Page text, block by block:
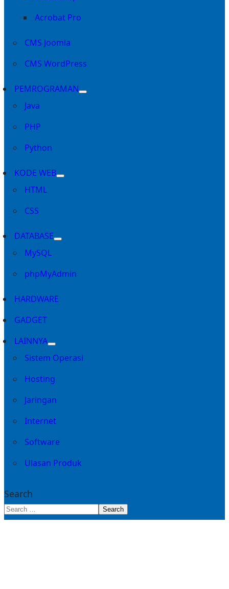
Acrobat Pro
CMS Joomla
CMS WordPress
PEMROGRAMAN
Java
PHP
Python
KODE WEB
HTML
CSS
DATABASE
MySQL
phpMyAdmin
HARDWARE
GADGET
LAINNYA
Sistem Operasi
Hosting
Jaringan
Internet
Software
Ulasan Produk
Search
Search